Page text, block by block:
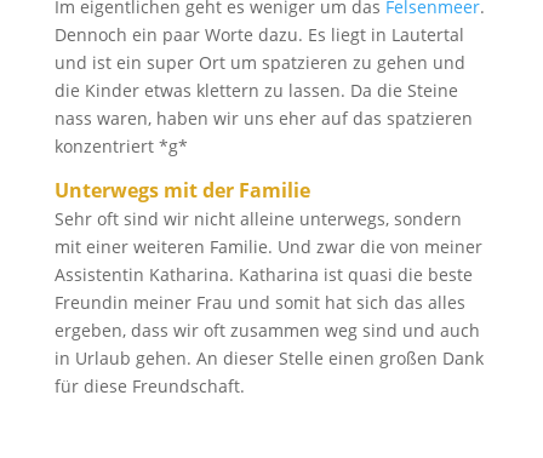
Im eigentlichen geht es weniger um das Felsenmeer.
Dennoch ein paar Worte dazu. Es liegt in Lautertal
und ist ein super Ort um spatzieren zu gehen und
die Kinder etwas klettern zu lassen. Da die Steine
nass waren, haben wir uns eher auf das spatzieren
konzentriert *g*
Unterwegs mit der Familie
Sehr oft sind wir nicht alleine unterwegs, sondern
mit einer weiteren Familie. Und zwar die von meiner
Assistentin Katharina. Katharina ist quasi die beste
Freundin meiner Frau und somit hat sich das alles
ergeben, dass wir oft zusammen weg sind und auch
in Urlaub gehen. An dieser Stelle einen großen Dank
für diese Freundschaft.